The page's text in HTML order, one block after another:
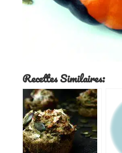
Recettes Similaires: